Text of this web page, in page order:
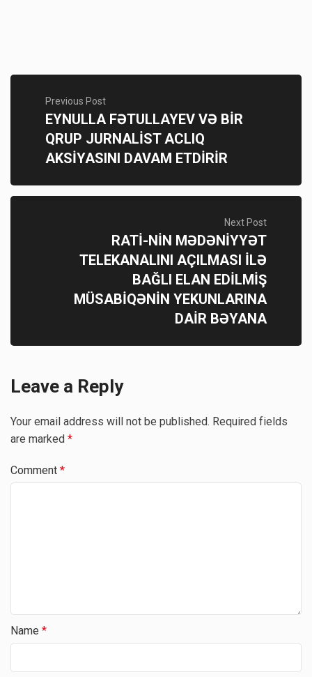
Previous Post
EYNULLA FƏTULLAYEV VƏ BİR
QRUP JURNALİST ACLIQ
AKSİYASINI DAVAM ETDİRİR
Next Post
RATİ-NİN MƏDƏNİYYƏT
TELEKANALINI AÇILMASI İLƏ
BAĞLI ELAN EDİLMİŞ
MÜSABİQƏNİN YEKUNLARINA
DAİR BƏYANA
Leave a Reply
Your email address will not be published. Required fields
are marked *
Comment *
Name *